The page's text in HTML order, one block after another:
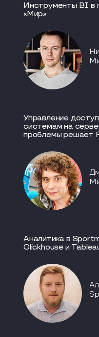
Инструменты BI в
«Мир»
Управление
системам на
проблемы решает
Аналитика в
Clickhouse и